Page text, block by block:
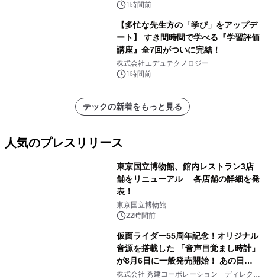
～1時間前
【多忙な先生方の「学び」をアップデ
ート】 すき間時間で学べる『学習評価
講座』全7回がついに完結！
株式会社エデュテクノロジー
1時間前
テックの新着をもっと見る
人気のプレスリリース
東京国立博物館、館内レストラン3店
舗をリニューアル 各店舗の詳細を発
表！
東京国立博物館
22時間前
仮面ライダー55周年記念！オリジナル
音源を搭載した 「音声目覚まし時計」
が8月6日に一般発売開始！ あの日の
大興奮が今甦る
株式会社 秀建コーポレーション ディレクト